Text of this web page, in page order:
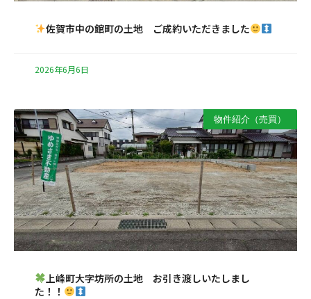
佐賀市中の館町の土地 ご成約いただきました
2026年6月6日
物件紹介（売買）
上峰町大字坊所の土地 お引き渡しいたしまし
た！！